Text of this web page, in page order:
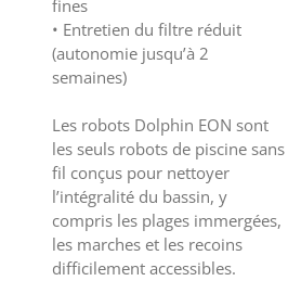
fines
• Entretien du filtre réduit
(autonomie jusqu’à 2
semaines)
Les robots Dolphin EON sont
les seuls robots de piscine sans
fil conçus pour nettoyer
l’intégralité du bassin, y
compris les plages immergées,
les marches et les recoins
difficilement accessibles.